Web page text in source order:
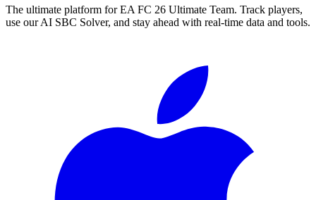
The ultimate platform for EA FC 26 Ultimate Team. Track players,
use our AI SBC Solver, and stay ahead with real-time data and tools.